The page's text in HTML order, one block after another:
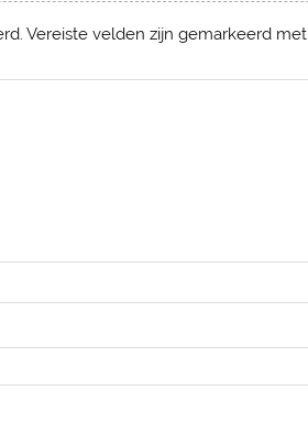
Vereiste velden zijn gemarkeerd met